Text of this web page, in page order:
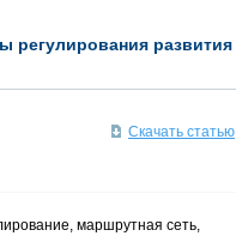
регулирования развития
Скачать статью
маршрутная сеть,